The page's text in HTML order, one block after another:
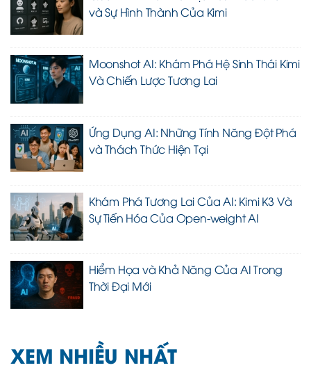
và Sự Hình Thành Của Kimi
Moonshot AI: Khám Phá Hệ Sinh Thái Kimi
Và Chiến Lược Tương Lai
Ứng Dụng AI: Những Tính Năng Đột Phá
và Thách Thức Hiện Tại
Khám Phá Tương Lai Của AI: Kimi K3 Và
Sự Tiến Hóa Của Open-weight AI
Hiểm Họa và Khả Năng Của AI Trong
Thời Đại Mới
XEM NHIỀU NHẤT